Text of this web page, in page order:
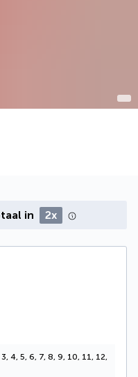
in 2x
3, 4, 5, 6, 7, 8, 9, 10, 11, 12,